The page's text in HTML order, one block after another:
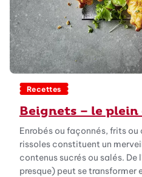
Recettes
Beignets – le plein
Enrobés ou façonnés, frits
rissoles constituent un
contenus sucrés ou salés. De
presque) peut se transformer